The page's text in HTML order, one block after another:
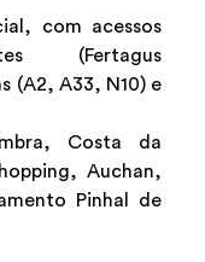
com acessos
(Fertagus
(A2, A33, N10) e
Costa da
Auchan,
Pinhal de